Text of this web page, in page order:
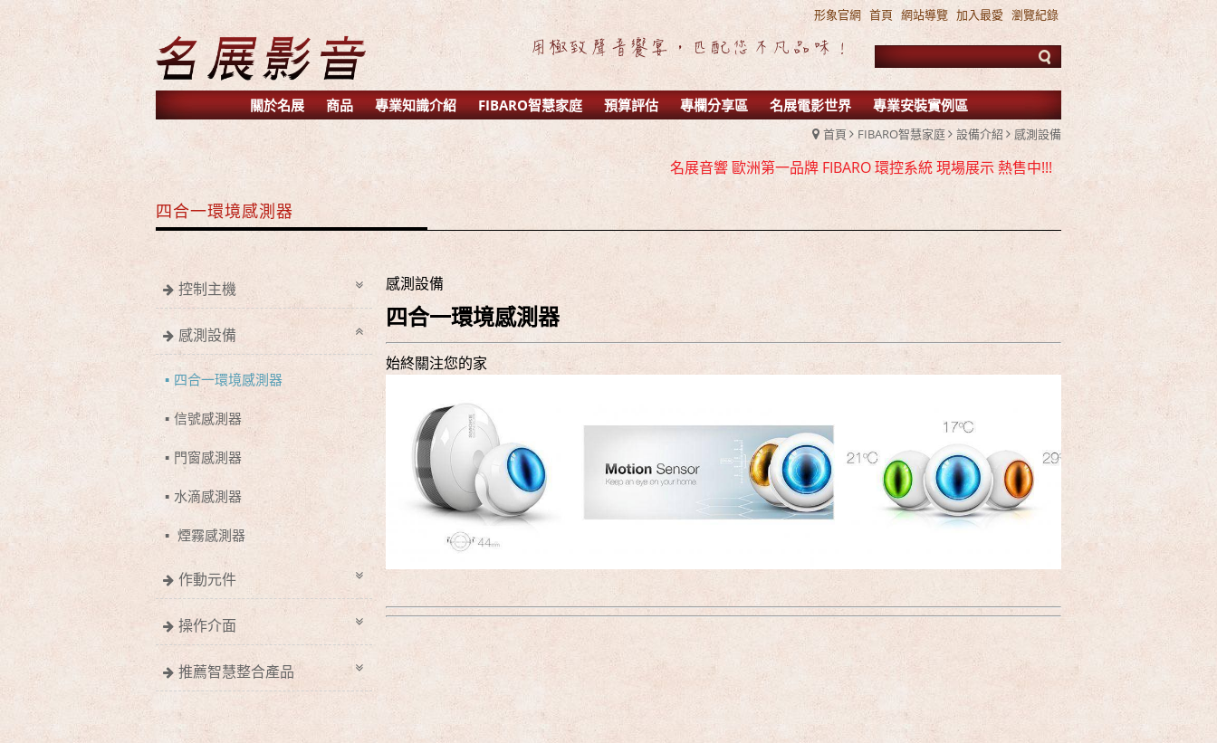
形象官網 首頁 網站導覽 加入最愛 瀏覽紀錄
關於名展 商品 專業知識介紹 FIBARO智慧家庭 預算評估 專欄分享區 名展電影世界 專業安裝實例區
首頁 FIBARO智慧家庭 設備介紹 感測設備
名展音響 2016年 AV 環繞擴大機 ATMOS / DTS:X 雙規機種 全面上市
名展音響 歐洲第一品牌 FIBARO 環控系統 現場展示 熱售中!!!
名展音響 最新Dolby ATMOS 7.2.4 全景聲11聲道現場展示試聽
名展音響 歐洲第一品牌 FIBARO 環控系統 現場展示 熱售中!!!
四合一環境感測器
控制主機
感測設備
四合一環境感測器
信號感測器
門窗感測器
水滴感測器
煙霧感測器
作動元件
操作介面
推薦智慧整合產品
感測設備
四合一環境感測器
始終關注您的家